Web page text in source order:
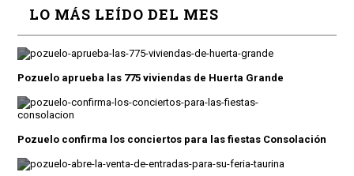
LO MÁS LEÍDO DEL MES
Pozuelo aprueba las 775 viviendas de Huerta Grande
Pozuelo confirma los conciertos para las fiestas Consolación